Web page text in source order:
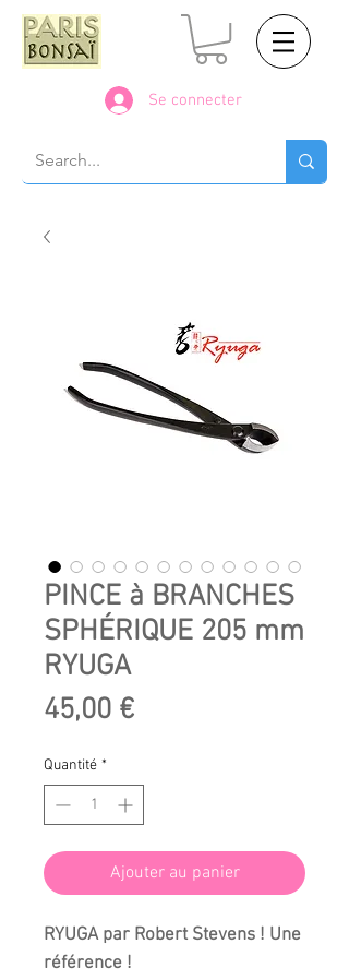
Se connecter
PINCE à BRANCHES
SPHÉRIQUE 205 mm
RYUGA
45,00 €Prix
Quantité *
Ajouter au panier
RYUGApar Robert Stevens ! Une
référence !